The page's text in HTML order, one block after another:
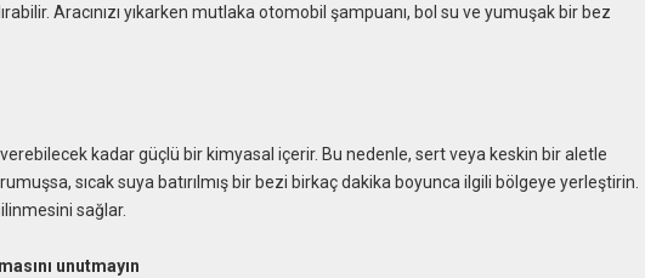
Aracınızı yıkarken mutlaka otomobil şampuanı, bol su ve yumuşak bir bez
kadar güçlü bir kimyasal içerir. Bu nedenle, sert veya keskin bir aletle
sıcak suya batırılmış bir bezi birkaç dakika boyunca ilgili bölgeye yerleştirin.
sağlar.
unutmayın